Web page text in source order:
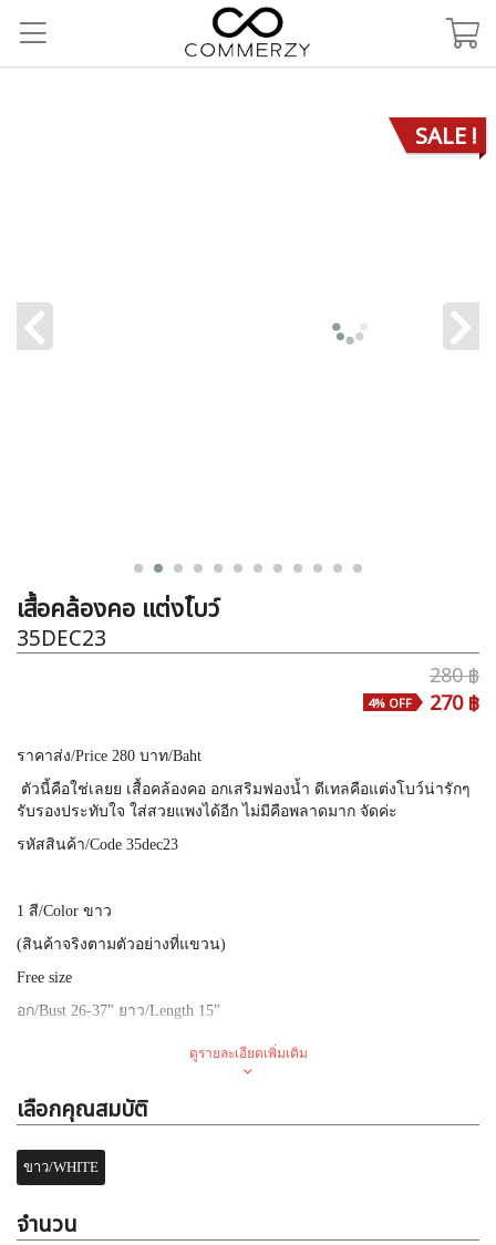
SALE !
เสื้อคล้องคอ แต่งโ่บว์
35DEC23
280 ฿
270 ฿
4% OFF
ราคาส่ง/Price 280 บาท/Baht
ตัวนี้คือใช่เลยย เสื้อคล้องคอ อกเสริมฟองน้ำ ดีเทลคือแต่งโบว์น่ารักๆ
รับรองประทับใจ ใส่สวยแพงได้อีก ไม่มีคือพลาดมาก จัดค่ะ
รหัสสินค้า/Code 35dec23
1 สี/Color ขาว
(สินค้าจริงตามตัวอย่างที่แขวน)
Free size
อก/Bust 26-37" ยาว/Length 15"
ซื้อปลีกติดต่อตัวแทนจำหน่าย
✅ราคาที่ลงคือส่งแล้ว
✅ค้าส่งเสื้อผ้าแฟชั่น
ดูรายละเอียดเพิ่มเติม
เลือกคุณสมบัติ
ขาว/WHITE
จำนวน